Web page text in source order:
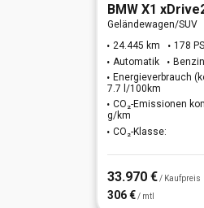
BMW X1 xDrive20i M
Geländewagen/SUV
24.445 km
178
Automatik
Benzin
Energieverbrauch
7.7 l/100km
CO₂-Emissionen
g/km
CO₂-Klasse:
33.970 € / Kaufpreis
306 € / mtl